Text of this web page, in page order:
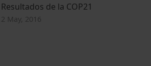
Resultados de la COP21
2 May, 2016